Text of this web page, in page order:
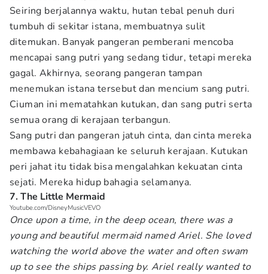
Seiring berjalannya waktu, hutan tebal penuh duri
tumbuh di sekitar istana, membuatnya sulit
ditemukan. Banyak pangeran pemberani mencoba
mencapai sang putri yang sedang tidur, tetapi mereka
gagal. Akhirnya, seorang pangeran tampan
menemukan istana tersebut dan mencium sang putri.
Ciuman ini mematahkan kutukan, dan sang putri serta
semua orang di kerajaan terbangun.
Sang putri dan pangeran jatuh cinta, dan cinta mereka
membawa kebahagiaan ke seluruh kerajaan. Kutukan
peri jahat itu tidak bisa mengalahkan kekuatan cinta
sejati. Mereka hidup bahagia selamanya.
7. The Little Mermaid
Youtube.com/DisneyMusicVEVO
Once upon a time, in the deep ocean, there was a
young and beautiful mermaid named Ariel. She loved
watching the world above the water and often swam
up to see the ships passing by. Ariel really wanted to